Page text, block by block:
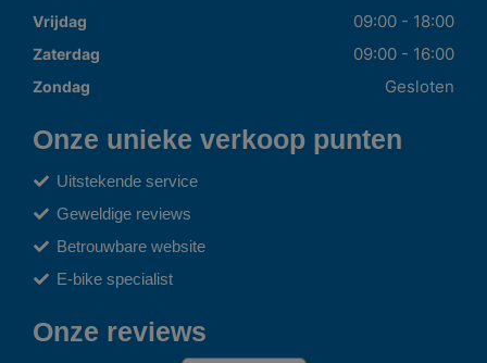
Vrijdag 09:00 - 18:00
Zaterdag 09:00 - 16:00
Zondag Gesloten
Onze unieke verkoop punten
Uitstekende service
Geweldige reviews
Betrouwbare website
E-bike specialist
Onze reviews